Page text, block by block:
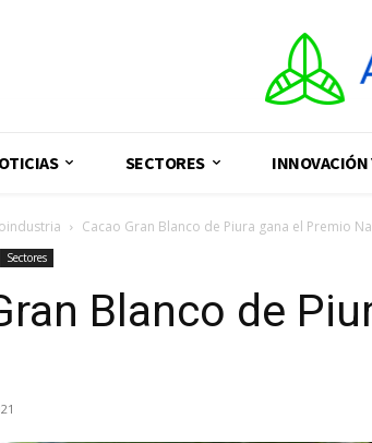
SECTORES INNOVACIÓN
Cacao Gran Blanco de Piura gana el Premio
Sectores
Blanco de